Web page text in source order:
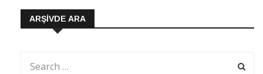
ARŞIVDE ARA